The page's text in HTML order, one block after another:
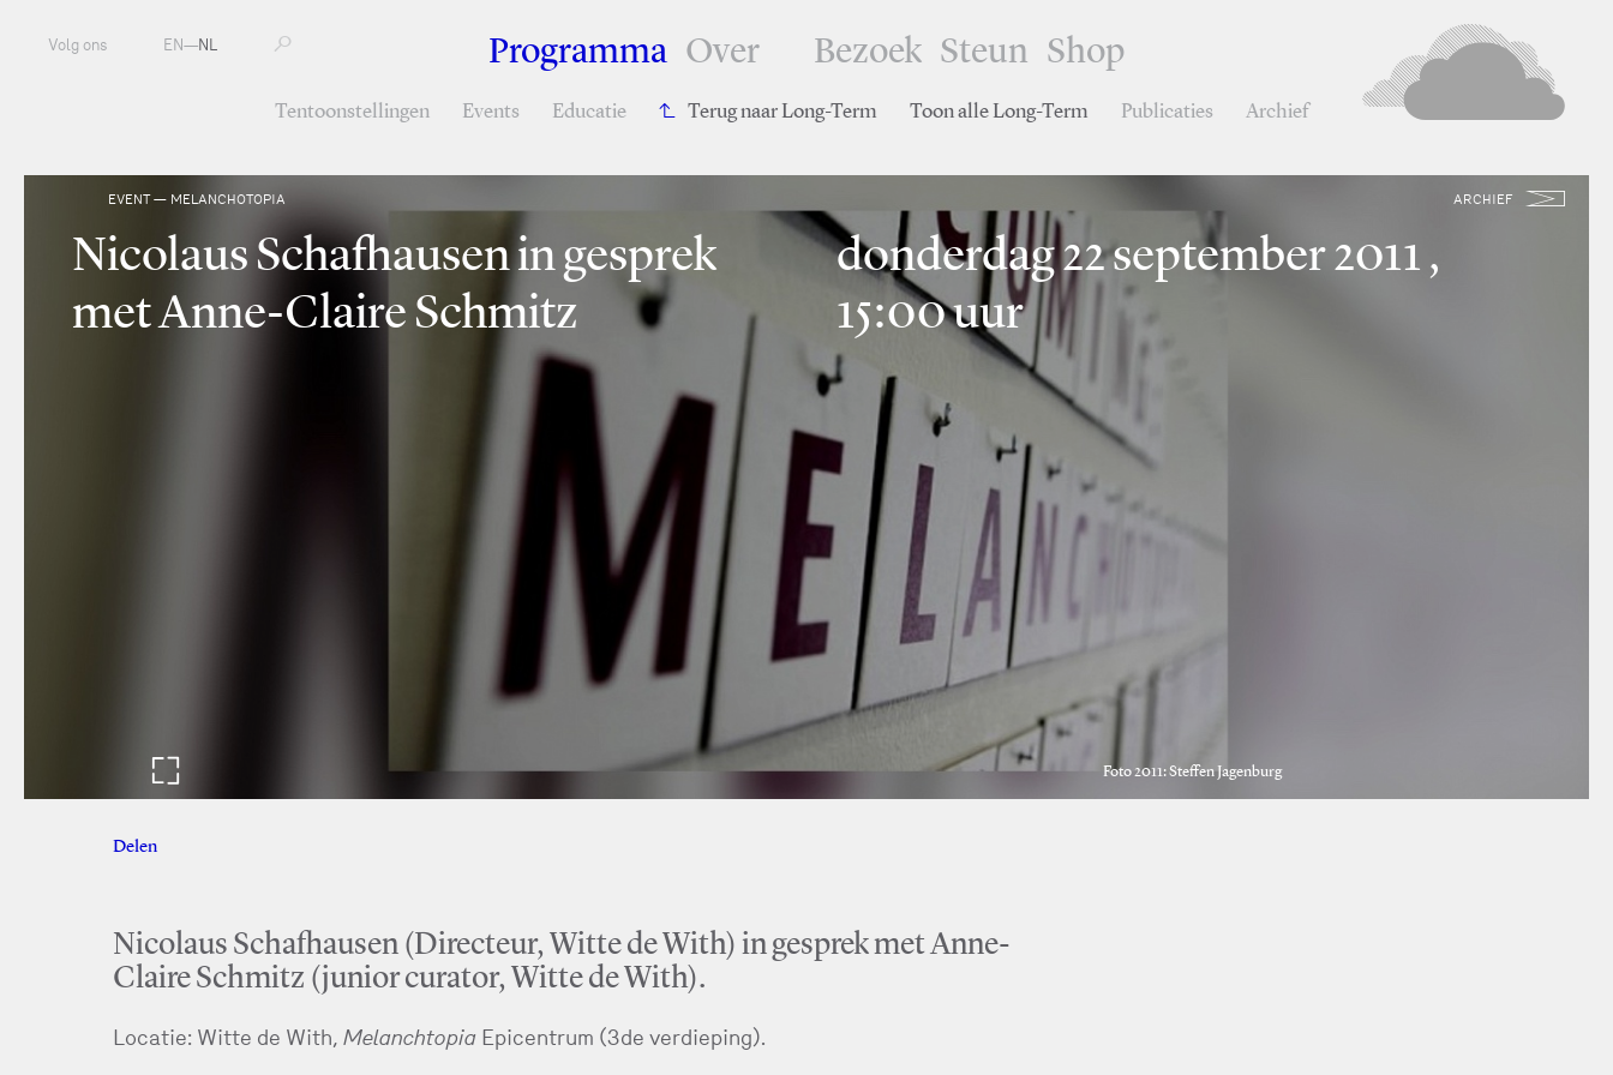
Programma Over Bezoek Steun Shop
Tentoonstellingen Events Educatie Terug naar Long-Term Toon alle Long-Term Publicaties Archief
Volg ons EN—NL
EVENT — MELANCHOTOPIA ARCHIEF
Nicolaus Schafhausen in gesprek
met Anne-Claire Schmitz
donderdag 22 september 2011 ,
15:00 uur
Foto 2011: Steffen Jagenburg
Delen
Nicolaus Schafhausen (Directeur, Witte de With) in gesprek met Anne-
Claire Schmitz (junior curator, Witte de With).
Locatie: Witte de With, MelanchtopiaEpicentrum (3de verdieping).